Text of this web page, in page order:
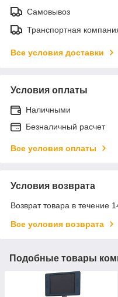
Самовывоз
Транспортная
Все условия доставки
Условия оплаты
Наличными
Безналичный расчет
Все условия оплаты
Условия возврата
Возврат товара в течение
Все условия возврата
Подобные товары